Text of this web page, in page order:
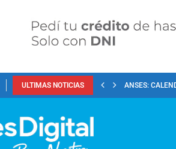
ULTIMAS NOTICIAS ANSES: